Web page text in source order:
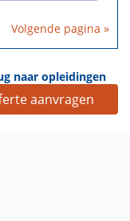
Volgende pagina »
naar opleidingen
aanvragen